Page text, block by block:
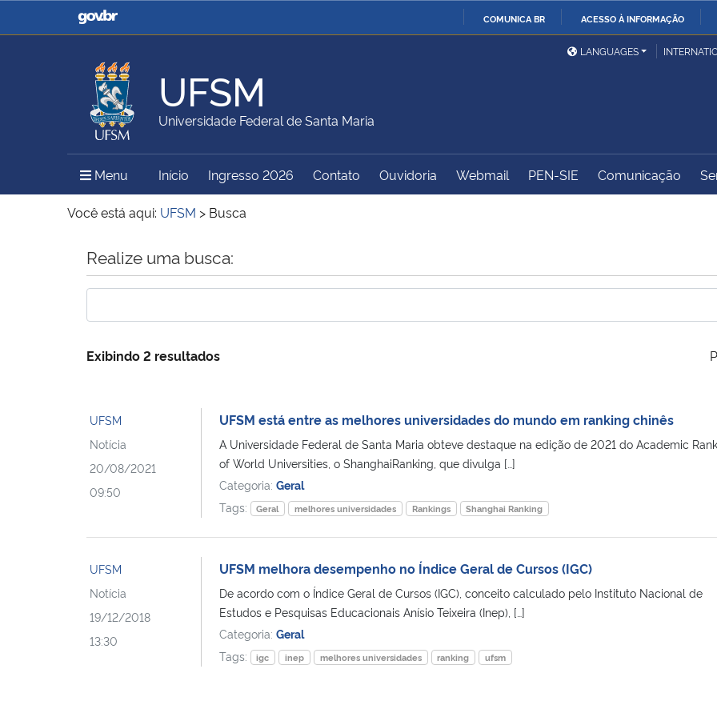
COMUNICA BR ACESSO À INFORMAÇÃO
Casa Civil
Ministério da Justiça e
Ministério da Defesa
Ministério das Relações
Exteriores
Ministério da Agricultura,
Pecuária e Abastecimento
Ministério da Educação
Ministério do Meio Ambiente Ministério do Turismo
Ministério do
Controladoria-Geral da
LANGUAGES
UFSM
Universidade Federal de Santa Maria
Menu Menu Principal do Sítio
Início Ingresso 2026 Contato Ouvidoria Webmail PEN-SIE Comunicação
Você está aqui: UFSM > Busca
Início do conteúdo
Realize uma busca:
Exibindo 2 resultados
UFSM
Notícia
20/08/2021
09:50
UFSM está entre as melhores universidades do mundo em ranking chinês
A Universidade Federal de Santa Maria obteve destaque na edição de 2021 do Academic
of World Universities, o ShanghaiRanking, que divulga […]
Categoria: Geral
Tags:
Geral melhores universidades Rankings Shanghai Ranking
UFSM
Notícia
19/12/2018
13:30
UFSM melhora desempenho no Índice Geral de Cursos (IGC)
De acordo com o Índice Geral de Cursos (IGC), conceito calculado pelo Instituto Nacional de
Estudos e Pesquisas Educacionais Anísio Teixeira (Inep), […]
Categoria: Geral
Tags:
igc inep melhores universidades ranking ufsm